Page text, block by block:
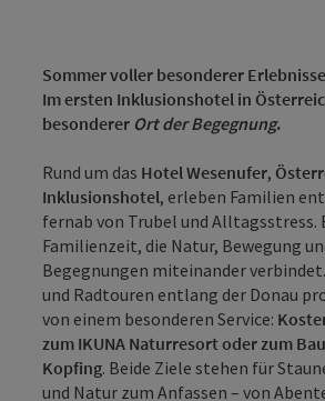
Sommer voller besonderer
Im ersten Inklusionshotel in
besonderer Ort der Begegnung.
Rund um das Hotel Wesenufer,
Inklusionshotel, erleben Familien
fernab von Trubel und Alltagsstress.
Familienzeit, die Natur, Bewegung
Begegnungen miteinander
und Radtouren entlang der Donau
von einem besonderen Service:
zum IKUNA Naturresort oder zum
Kopfing. Beide Ziele stehen für
und Natur zum Anfassen – von